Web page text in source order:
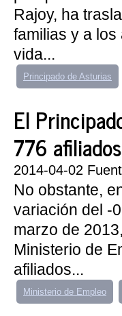
Rajoy, ha
familias y a
vida...
Principado de Asturias
El
776
2014-04-02
No obstante,
variación del -
marzo de
Ministerio de
afiliados...
Ministerio de Empleo